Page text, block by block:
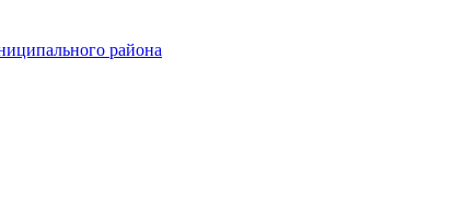
района